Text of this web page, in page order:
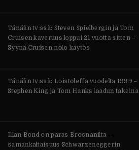
Tänään tv:ssä: Steven Spielbergin ja Tom
Cruisen kaveruus loppui 21 vuotta sitten –
Syynä Cruisen nolo käytös
Tänään tv:ssä: Loistoleffa vuodelta 1999 –
Stephen King ja Tom Hanks laadun takeina
Illan Bond on paras Brosnanilta –
samankaltaisuus Schwarzeneggerin